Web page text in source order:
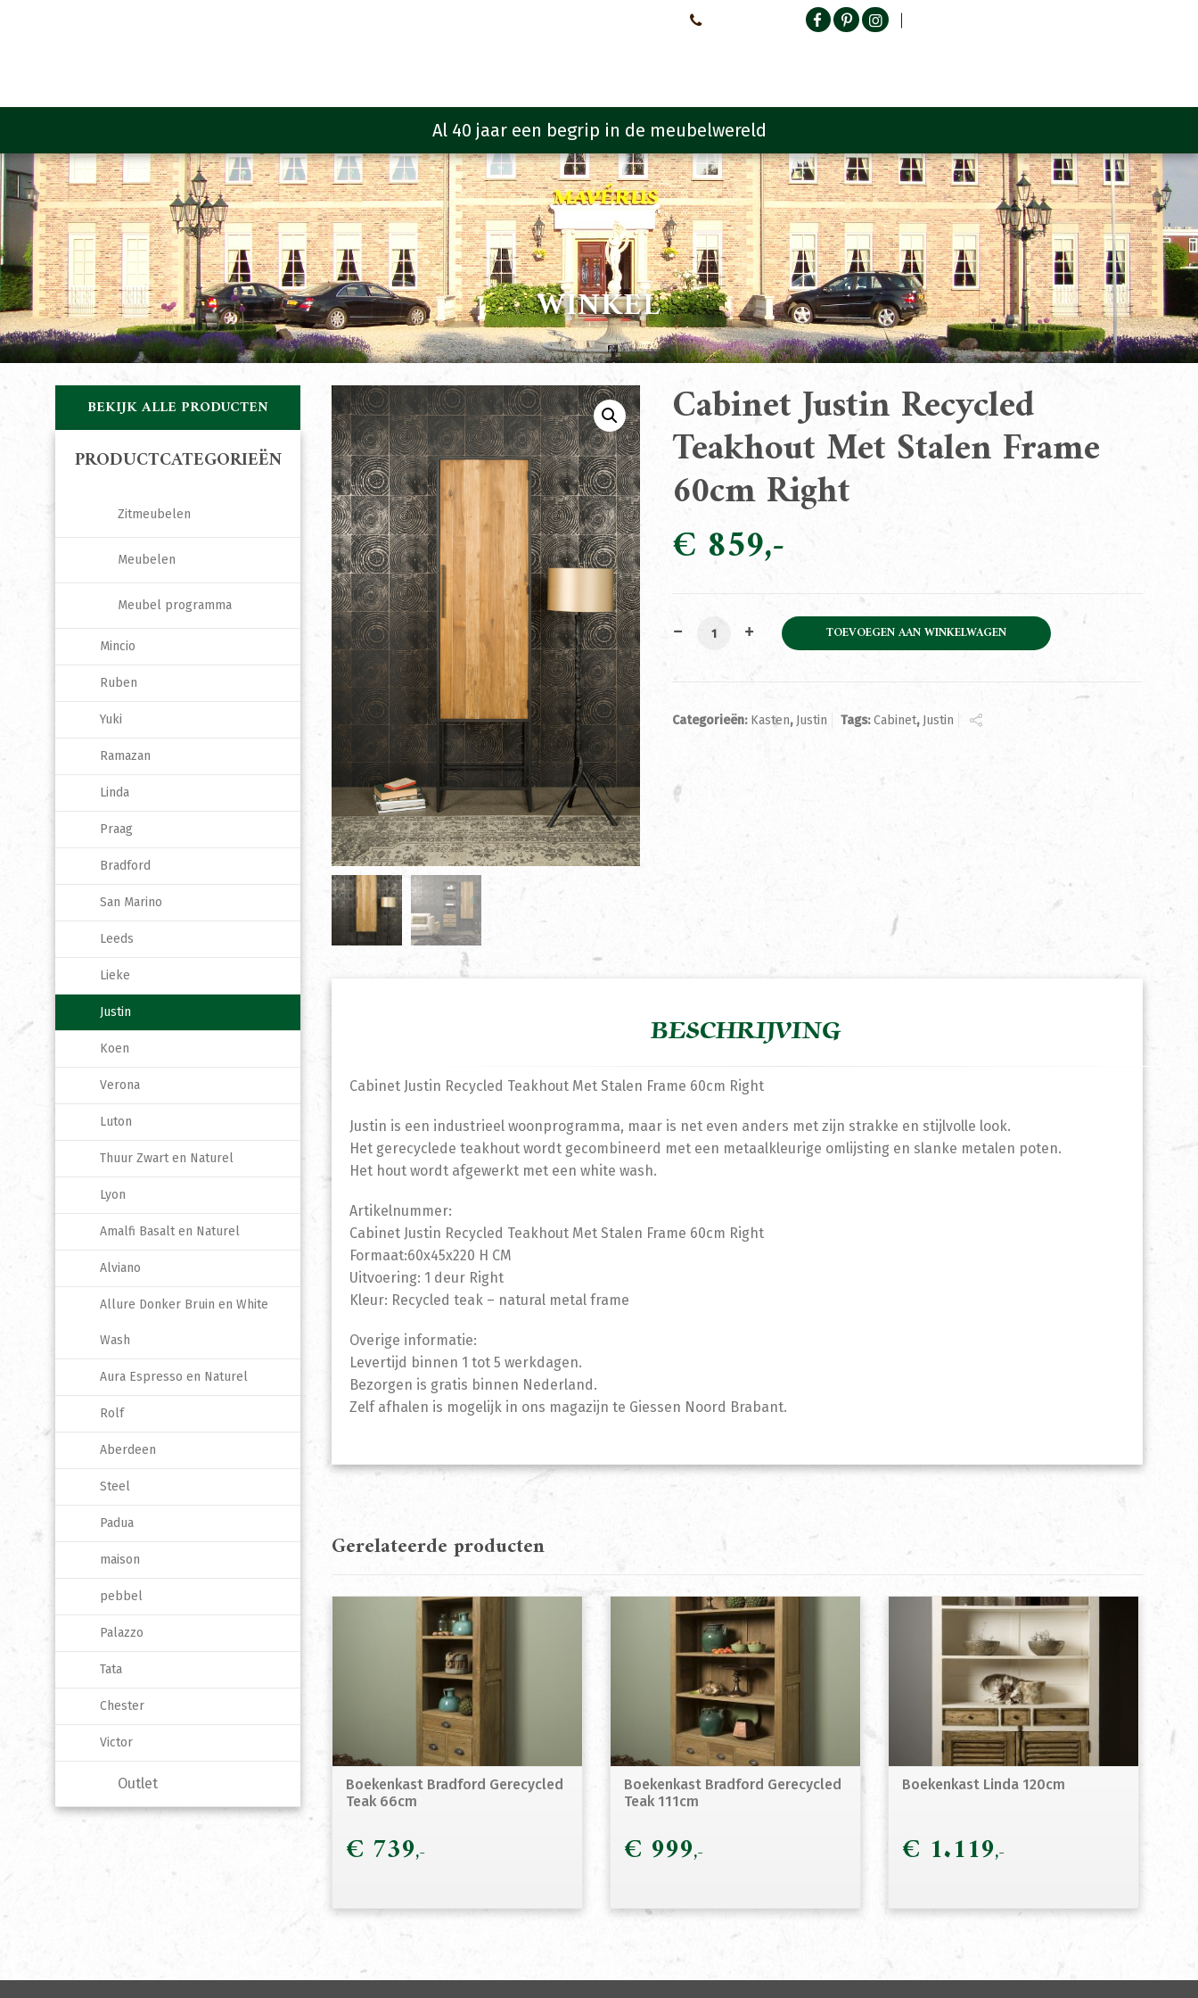
WINKEL
Cabinet Justin Recycled
Teakhout Met Stalen Frame
60cm Right
€ 859
Cabinet Justin Recycled Teakhout Met Stalen Frame 60cm Right aantal
TOEVOEGEN AAN WINKELWAGEN
Categorieën: Kasten, Justin Tags:Cabinet, Justin
BESCHRIJVING
Cabinet Justin Recycled Teakhout Met Stalen Frame 60cm Right
Justin is een industrieel woonprogramma, maar is net even anders met zijn strakke en stijlvolle look.
Het gerecyclede teakhout wordt gecombineerd met een metaalkleurige omlijsting en slanke metalen poten.
Het hout wordt afgewerkt met een white wash.
Artikelnummer:
Cabinet Justin Recycled Teakhout Met Stalen Frame 60cm Right
Formaat:60x45x220 H CM
Uitvoering: 1 deur Right
Kleur: Recycled teak – natural metal frame
Overige informatie:
Levertijd binnen 1 tot 5 werkdagen.
Bezorgen is gratis binnen Nederland.
Zelf afhalen is mogelijk in ons magazijn te Giessen Noord Brabant.
Gerelateerde producten
Boekenkast Bradford Gerecycled
Teak 66cm
€ 739
Boekenkast Bradford Gerecycled
Teak 111cm
€ 999
Boekenkast Linda 120cm
€ 1.119
BEKIJK ALLE PRODUCTEN
PRODUCTCATEGORIEËN
Zitmeubelen
Meubelen
Meubel programma
Mincio
Ruben
Yuki
Ramazan
Linda
Praag
Bradford
San Marino
Leeds
Lieke
Justin
Koen
Verona
Luton
Thuur Zwart en Naturel
Lyon
Amalfi Basalt en Naturel
Alviano
Allure Donker Bruin en White
Wash
Aura Espresso en Naturel
Rolf
Aberdeen
Steel
Padua
maison
pebbel
Palazzo
Tata
Chester
Victor
Outlet